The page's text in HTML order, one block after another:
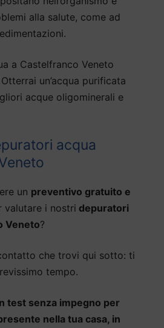
alla salute, come ad
a Castelfranco Veneto
un’acqua purificata
acque oligominerali e
acqua
un preventivo gratuito e
valutare i nostri depuratori
Veneto?
che trovi qui sotto: ti
tempo.
test senza impegno per
nella tua casa, in